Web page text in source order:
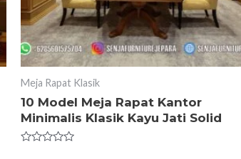
Meja Rapat Klasik
10 Model Meja Rapat Kantor
Minimalis Klasik Kayu Jati Solid